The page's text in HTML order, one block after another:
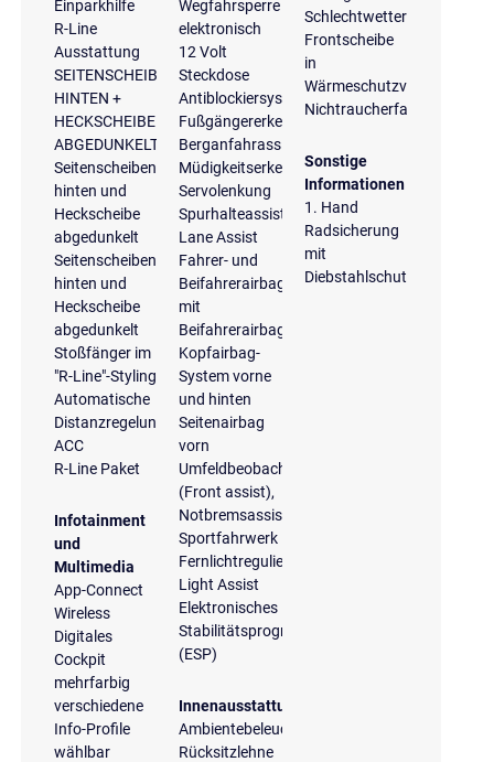
Einparkhilfe
R-Line
Ausstattung
SEITENSCHEIBEN
HINTEN +
HECKSCHEIBE
ABGEDUNKELT
Seitenscheiben
hinten und
Heckscheibe
abgedunkelt
Seitenscheiben
hinten und
Heckscheibe
abgedunkelt
Stoßfänger im
"R-Line"-Styling
Automatische
Distanzregelung
ACC
R-Line Paket
Infotainment
und
Multimedia
App-Connect
Wireless
Digitales
Cockpit
mehrfarbig
verschiedene
Info-Profile
wählbar
Wegfahrsperre
elektronisch
12 Volt
Steckdose
Antiblockiersystem
Fußgängererkennung
Berganfahrassistent
Müdigkeitserkennung
Servolenkung
Spurhalteassistent
Lane Assist
Fahrer- und
Beifahrerairbag
mit
Beifahrerairbagdeaktivierung
Kopfairbag-
System vorne
und hinten
Seitenairbag
vorn
Umfeldbeobachtungssystem
(Front assist),
Notbremsassistent
Sportfahrwerk
Fernlichtregulierung
Light Assist
Elektronisches
Stabilitätsprogramm
(ESP)
Innenausstattung
Ambientebeleuchtung
Rücksitzlehne
Schlechtwetterlicht
Frontscheibe
in
Wärmeschutzverglasung
Nichtraucherfahrzeug
Sonstige
Informationen
1. Hand
Radsicherung
mit
Diebstahlschutz